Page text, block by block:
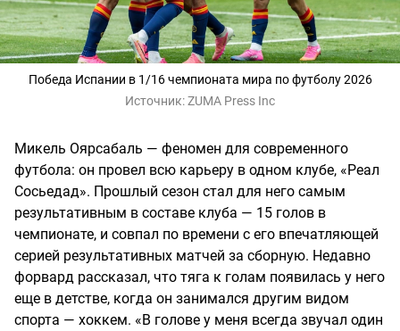
Победа Испании в 1/16 чемпионата мира по футболу 2026
Источник:ZUMA Press Inc
Микель Оярсабаль — феномен для современного
футбола: он провел всю карьеру в одном клубе, «Реал
Сосьедад». Прошлый сезон стал для него самым
результативным в составе клуба — 15 голов в
чемпионате, и совпал по времени с его впечатляющей
серией результативных матчей за сборную. Недавно
форвард рассказал, что тяга к голам появилась у него
еще в детстве, когда он занимался другим видом
спорта — хоккем. «В голове у меня всегда звучал один